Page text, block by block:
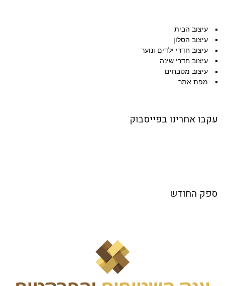
עיצוב הבית
עיצוב הסלון
עיצוב חדרי ילדים ונוער
עיצוב חדרי שינה
עיצוב מטבחים
מפת אתר
עקבו אחרינו בפייסבוק
ספק החודש